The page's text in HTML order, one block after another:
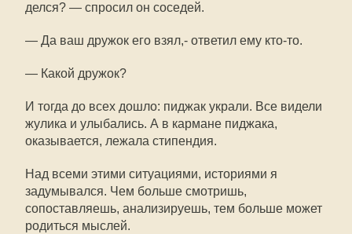
делся? — спросил он соседей.
— Да ваш дружок его взял,- ответил ему кто-то.
— Какой дружок?
И тогда до всех дошло: пиджак украли. Все видели
жулика и улыбались. А в кармане пиджака,
оказывается, лежала стипендия.
Над всеми этими ситуациями, историями я
задумывался. Чем больше смотришь,
сопоставляешь, анализируешь, тем больше может
родиться мыслей.